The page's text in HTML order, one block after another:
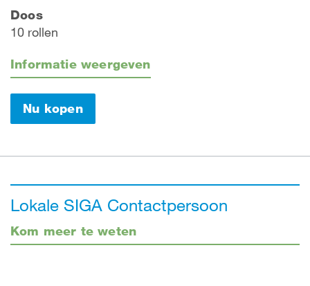
Doos
10 rollen
Informatie weergeven
Nu kopen
Lokale SIGA Contactpersoon
Kom meer te weten